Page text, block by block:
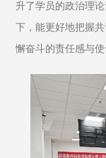
升了学员的政治理
下，能更好地把握
懈奋斗的责任感与使